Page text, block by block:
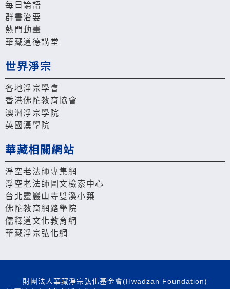
每日論語
群書治要
熱門動畫
華藏道德講堂
世界淨宗
各地淨宗學會
香港佛陀教育協會
澳洲淨宗學院
英國漢學院
華藏相關網站
淨空老法師專集網
淨空老法師圖文檢索中心
台北靈巖山寺雙溪小築
佛陀教育網路學院
儒釋道文化教育網
華藏淨宗弘化網
財團法人華藏淨宗弘化基金會(Hwadzan Foundation)